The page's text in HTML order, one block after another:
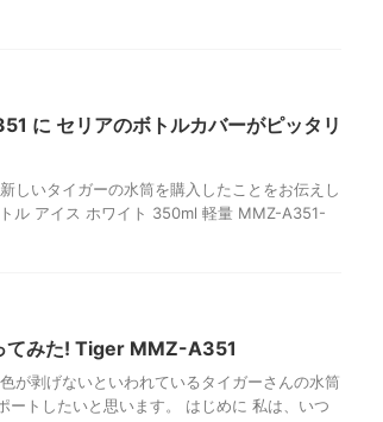
に セリアのボトルカバーがピッタリ
しいタイガーの水筒を購入したことをお伝えし
ル アイス ホワイト 350ml 軽量 MMZ-A351-
てみた! Tiger MMZ-A351
が剥げないといわれているタイガーさんの水筒
ートしたいと思います。 はじめに 私は、いつ